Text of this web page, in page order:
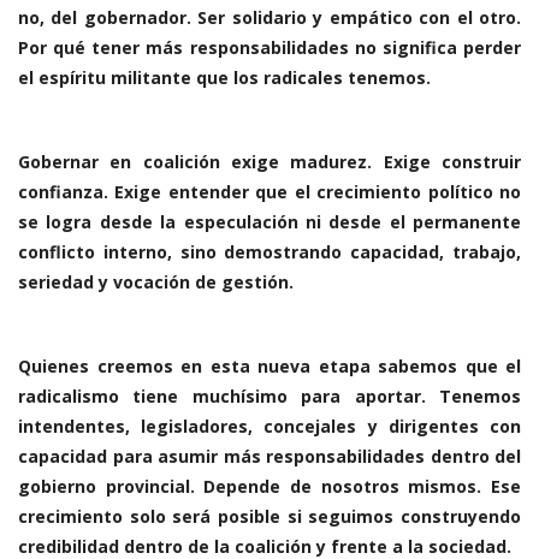
no, del gobernador. Ser solidario y empático con el otro.
Por qué tener más responsabilidades no significa perder
el espíritu militante que los radicales tenemos.
Gobernar en coalición exige madurez. Exige construir
confianza. Exige entender que el crecimiento político no
se logra desde la especulación ni desde el permanente
conflicto interno, sino demostrando capacidad, trabajo,
seriedad y vocación de gestión.
Quienes creemos en esta nueva etapa sabemos que el
radicalismo tiene muchísimo para aportar. Tenemos
intendentes, legisladores, concejales y dirigentes con
capacidad para asumir más responsabilidades dentro del
gobierno provincial. Depende de nosotros mismos. Ese
crecimiento solo será posible si seguimos construyendo
credibilidad dentro de la coalición y frente a la sociedad.